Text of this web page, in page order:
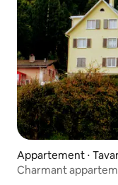
Appartement ⋅
Charmant